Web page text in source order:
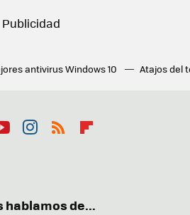
antivirus Windows 10 Atajos del
hablamos de...